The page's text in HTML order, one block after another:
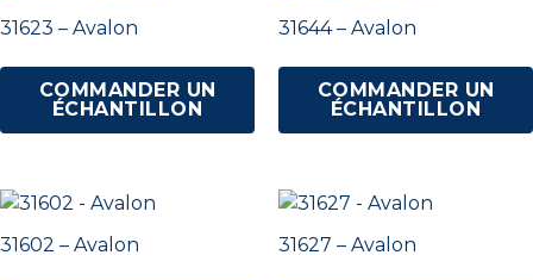
31623 – Avalon
COMMANDER UN
ÉCHANTILLON
31644 – Avalon
COMMANDER UN
ÉCHANTILLON
31602 – Avalon 31627 – Avalon